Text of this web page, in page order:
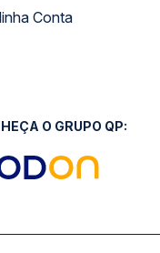
Conta
O GRUPO QP: